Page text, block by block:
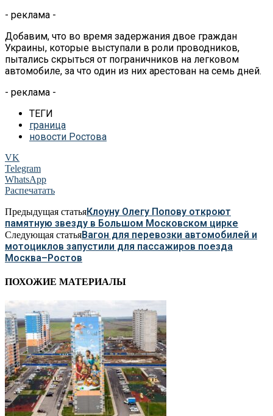
- реклама -
Добавим, что во время задержания двое граждан
Украины, которые выступали в роли проводников,
пытались скрыться от пограничников на легковом
автомобиле, за что один из них арестован на семь дней.
- реклама -
ТЕГИ
граница
новости Ростова
VK
Telegram
WhatsApp
Распечатать
Предыдущая статьяКлоуну Олегу Попову откроют
памятную звезду в Большом Московском цирке
Следующая статьяВагон для перевозки автомобилей и
мотоциклов запустили для пассажиров поезда
Москва–Ростов
ПОХОЖИЕ МАТЕРИАЛЫ